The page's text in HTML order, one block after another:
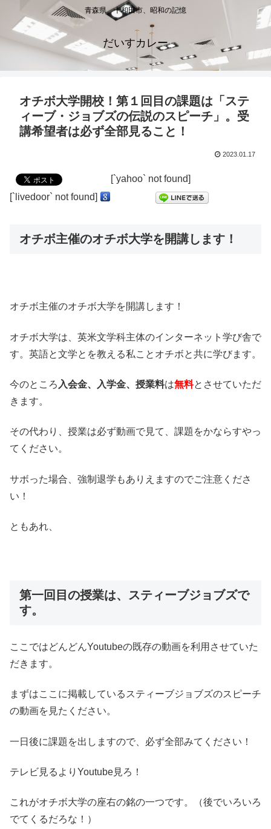
青森県、十和田市、昭和の記憶
だいすカレー
オチボ大学開校！第１回目の課題は「ステ
ィーブ・ジョブズの伝説のスピーチ」。受
講希望者は必ず全部見ること！
2023.01.17
[`yahoo` not found]
[`livedoor` not found]
オチボ主催のオチボ大学を開講します！
オチボ主催のオチボ大学を開講します！
オチボ大学は、英米文学科主体のインターネット学び舎で
す。英語と文学とを教える私ことオチボと共に学びます。
今のところ 入会金、入学金、授業料は無料とさせていただ
きます。
その代わり、授業は必ず動画で見て、課題をかならすやっ
てください。
サボった場合、強制退学もありえますのでご注意くださ
い！
ともあれ、
第一回目の授業は、スティーブジョブズで
す。
ここではどんどんYoutubeの既存の動画を利用させていた
だきます。
まずはここに掲載しているスティーブジョブズのスピーチ
の動画を見たください。
一日後に課題を出しますので、必ず全部みてください！
テレビ見るよりYoutube見ろ！
これがオチボ大学の座右の銘の一つです。（後でいろいろ
でてくるだろな！）